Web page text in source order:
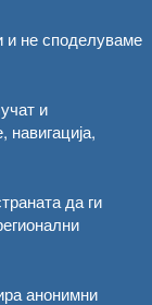
и не споделуваме
и
да ги
анонимни